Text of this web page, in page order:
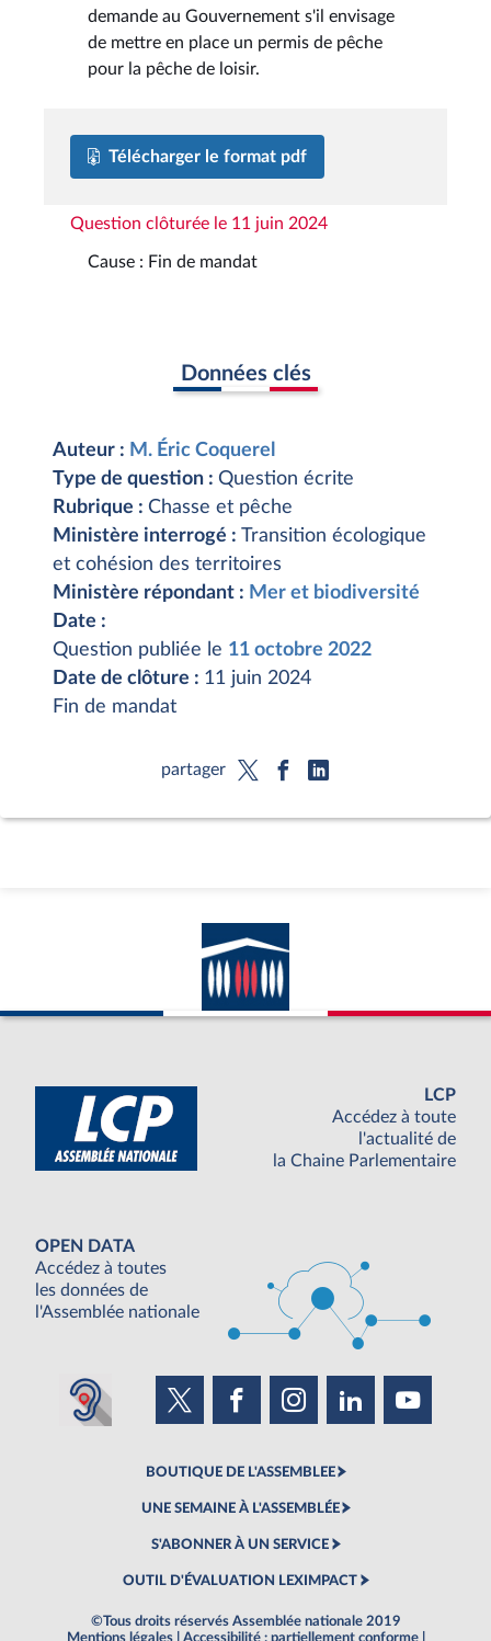
demande au Gouvernement s'il envisage
de mettre en place un permis de pêche
pour la pêche de loisir.
Télécharger le format pdf
Question clôturée le 11 juin 2024
Cause : Fin de mandat
Données clés
Auteur : M. Éric Coquerel
Type de question : Question écrite
Rubrique : Chasse et pêche
Ministère interrogé : Transition écologique
et cohésion des territoires
Ministère répondant : Mer et biodiversité
Date :
Question publiée le 11 octobre 2022
Date de clôture : 11 juin 2024
Fin de mandat
partager
LCP
Accédez à toute
l'actualité de
la Chaine Parlementaire
OPEN DATA
Accédez à toutes
les données de
l'Assemblée nationale
BOUTIQUE DE L'ASSEMBLEE
UNE SEMAINE À L'ASSEMBLÉE
S'ABONNER À UN SERVICE
OUTIL D'ÉVALUATION LEXIMPACT
©Tous droits réservés Assemblée nationale 2019
Mentions légales
Accessibilité : partiellement conforme